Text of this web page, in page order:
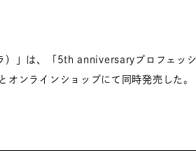
）」は、「5th anniversaryプロフェッシ
ンラインショップにて同時発売した。